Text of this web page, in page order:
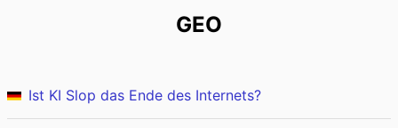
GEO
Ist KI Slop das Ende des Internets?